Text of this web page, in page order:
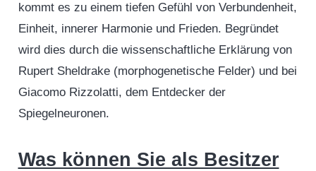
kommt es zu einem tiefen Gefühl von Verbundenheit,
Einheit, innerer Harmonie und Frieden. Begründet
wird dies durch die wissenschaftliche Erklärung von
Rupert Sheldrake (morphogenetische Felder) und bei
Giacomo Rizzolatti, dem Entdecker der
Spiegelneuronen.
Was können Sie als Besitzer